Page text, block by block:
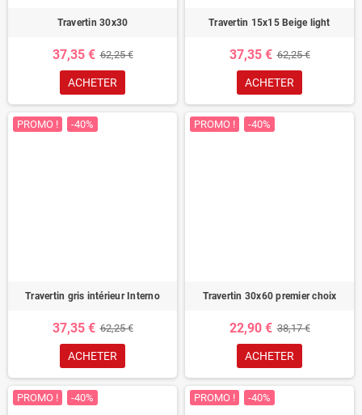
Travertin 30x30
37,35 € 62,25 €
ACHETER
Travertin 15x15 Beige light
37,35 € 62,25 €
ACHETER
PROMO ! -40%
Travertin gris intérieur Interno
37,35 € 62,25 €
ACHETER
PROMO ! -40%
Travertin 30x60 premier choix
22,90 € 38,17 €
ACHETER
PROMO ! -40% PROMO ! -40%